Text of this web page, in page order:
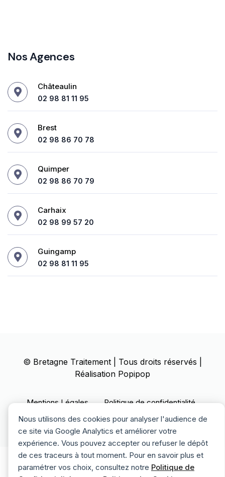
Nous utilisons des cookies pour analyser l'audience de
ce site via Google Analytics et améliorer votre
expérience. Vous pouvez accepter ou refuser le dépôt
de ces traceurs à tout moment. Pour en savoir plus et
paramétrer vos choix, consultez notre Politique de
Nos Agences
Châteaulin
02 98 81 11 95
Brest
02 98 86 70 78
Quimper
02 98 86 70 79
Carhaix
02 98 99 57 20
Guingamp
02 98 81 11 95
© Bretagne Traitement | Tous droits réservés |
Réalisation Popipop
Mentions Légales
Politique de confidentialité
Politique des cookies